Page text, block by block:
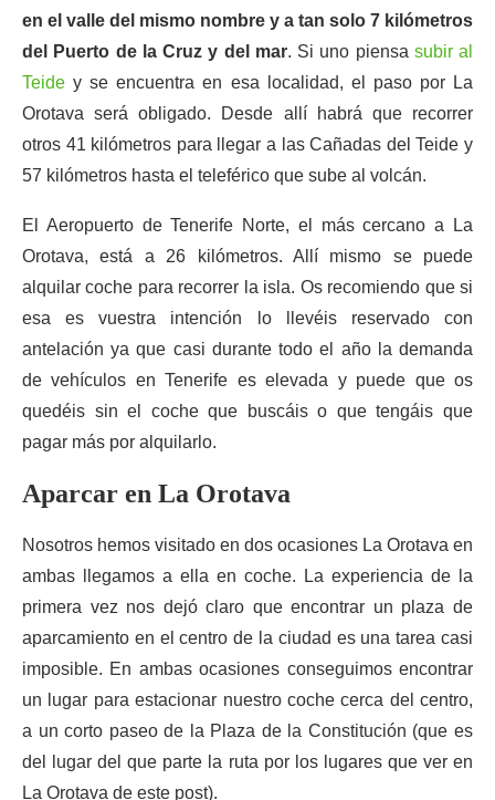
en el valle del mismo nombre y a tan solo 7 kilómetros
del Puerto de la Cruz y del mar. Si uno piensa subir al
Teide y se encuentra en esa localidad, el paso por La
Orotava será obligado. Desde allí habrá que recorrer
otros 41 kilómetros para llegar a las Cañadas del Teide y
57 kilómetros hasta el teleférico que sube al volcán.
El Aeropuerto de Tenerife Norte, el más cercano a La
Orotava, está a 26 kilómetros. Allí mismo se puede
alquilar coche para recorrer la isla. Os recomiendo que si
esa es vuestra intención lo llevéis reservado con
antelación ya que casi durante todo el año la demanda
de vehículos en Tenerife es elevada y puede que os
quedéis sin el coche que buscáis o que tengáis que
pagar más por alquilarlo.
Aparcar en La Orotava
Nosotros hemos visitado en dos ocasiones La Orotava en
ambas llegamos a ella en coche. La experiencia de la
primera vez nos dejó claro que encontrar un plaza de
aparcamiento en el centro de la ciudad es una tarea casi
imposible. En ambas ocasiones conseguimos encontrar
un lugar para estacionar nuestro coche cerca del centro,
a un corto paseo de la Plaza de la Constitución (que es
del lugar del que parte la ruta por los lugares que ver en
La Orotava de este post).